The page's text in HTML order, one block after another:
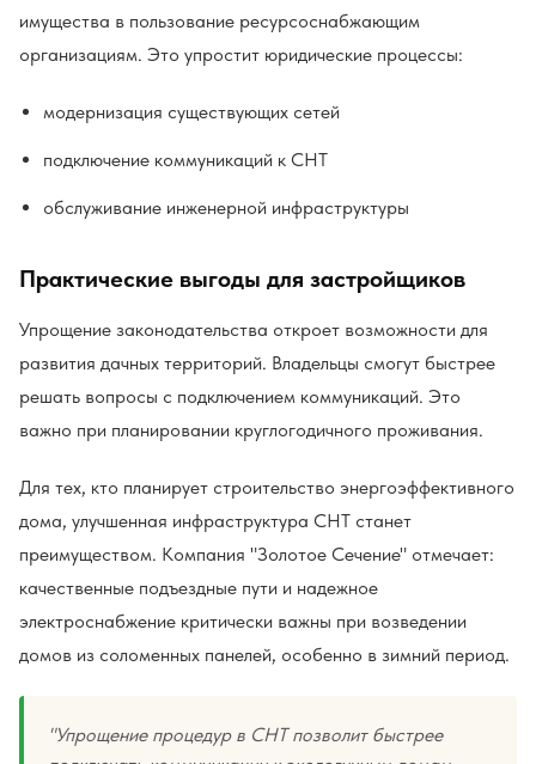
имущества в пользование ресурсоснабжающим
организациям. Это упростит юридические процессы:
модернизация существующих сетей
подключение коммуникаций к СНТ
обслуживание инженерной инфраструктуры
Практические выгоды для застройщиков
Упрощение законодательства откроет возможности для
развития дачных территорий. Владельцы смогут быстрее
решать вопросы с подключением коммуникаций. Это
важно при планировании круглогодичного проживания.
Для тех, кто планирует строительство энергоэффективного
дома, улучшенная инфраструктура СНТ станет
преимуществом. Компания "Золотое Сечение" отмечает:
качественные подъездные пути и надежное
электроснабжение критически важны при возведении
домов из соломенных панелей, особенно в зимний период.
"Упрощение процедур в СНТ позволит быстрее